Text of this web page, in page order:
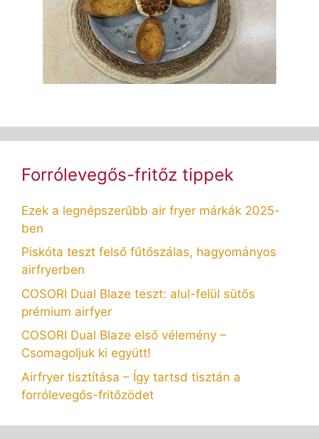
Forrólevegős-fritőz tippek
Ezek a legnépszerűbb air fryer márkák 2025-
ben
Piskóta teszt felső fűtőszálas, hagyományos
airfryerben
COSORI Dual Blaze teszt: alul-felül sütős
prémium airfyer
COSORI Dual Blaze első vélemény –
Csomagoljuk ki együtt!
Airfryer tisztítása – Így tartsd tisztán a
forrólevegős-fritőzödet